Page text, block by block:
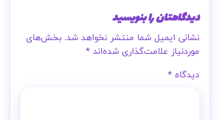
دیدگاهتان را بنویسید
نشانی ایمیل شما منتشر نخواهد شد. بخش‌های
موردنیاز علامت‌گذاری شده‌اند*
دیدگاه*